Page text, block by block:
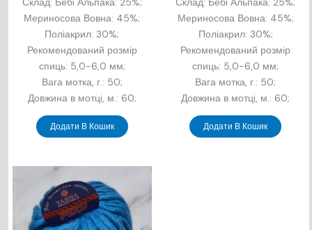
Мериносова Вовна: 45%;
Поліакрил: 30%;
Рекомендований розмір
спиць: 5,0-6,0 мм;
Вага мотка, г.: 50;
Довжина в мотцi, м.: 60;
Додати В Кошик
Мериносова Вовна: 45%;
Поліакрил: 30%;
Рекомендований розмір
спиць: 5,0-6,0 мм;
Вага мотка, г.: 50;
Довжина в мотцi, м.: 60;
Додати В Кошик